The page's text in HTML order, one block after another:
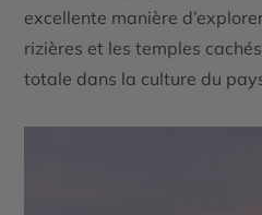
excellente manière
rizières et les temples
totale dans la culture du